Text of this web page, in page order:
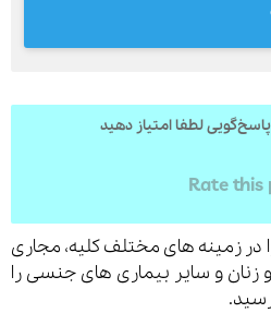
لطفا امتیاز دهید
های مختلف کلیه، مجاری
و سایر بیماری های جنسی را